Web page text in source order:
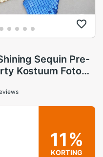
Sequin Pre-
Kostuum Foto
11%
KORTING